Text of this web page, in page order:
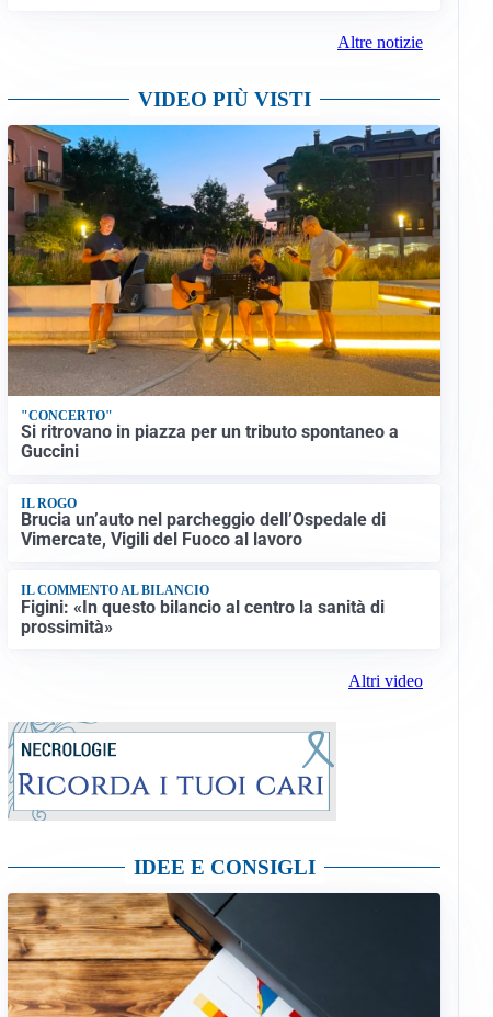
Altre notizie
VIDEO PIÙ VISTI
"CONCERTO"
Si ritrovano in piazza per un tributo spontaneo a
Guccini
IL ROGO
Brucia un’auto nel parcheggio dell’Ospedale di
Vimercate, Vigili del Fuoco al lavoro
IL COMMENTO AL BILANCIO
Figini: «In questo bilancio al centro la sanità di
prossimità»
Altri video
IDEE E CONSIGLI